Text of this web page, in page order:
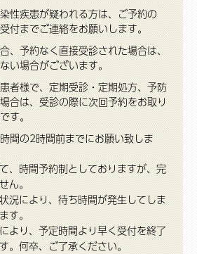
性疾患が疑われる方は、ご予約の
付までご連絡をお願いします。
、予約なく直接受診された場合は、
い場合がございます。
者様で、定期受診・定期処方、予防
合は、受診の際に次回予約をお取り
す。
間の2時間前までにお願い致しま
、時間予約制としておりますが、完
ん。
況により、待ち時間が発生してしま
す。
より、予定時間より早く受付を終了
。何卒、ご了承ください。